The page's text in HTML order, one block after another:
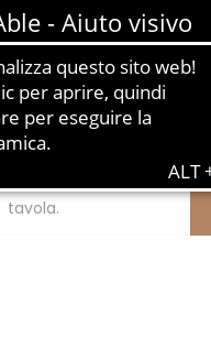
dal Sole
mediterranea in
tavola.